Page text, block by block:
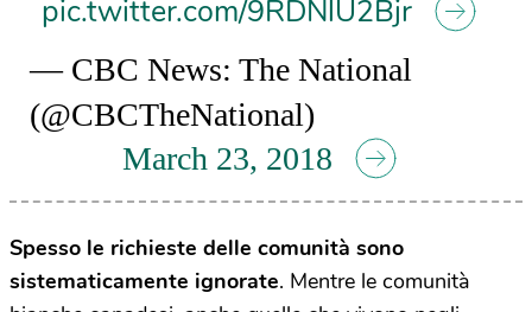
pic.twitter.com/9RDNlU2Bjr
— CBC News: The National
(@CBCTheNational)
March 23, 2018
Spesso le richieste delle comunità sono
sistematicamente ignorate. Mentre le comunità